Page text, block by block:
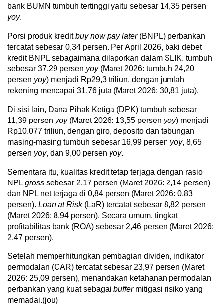
bank BUMN tumbuh tertinggi yaitu sebesar 14,35 persen
yoy.
Porsi produk kreditbuy now pay later(BNPL) perbankan
tercatat sebesar 0,34 persen. Per April 2026, baki debet
kredit BNPL sebagaimana dilaporkan dalam SLIK, tumbuh
sebesar 37,29 persen yoy(Maret 2026: tumbuh 24,20
persen yoy) menjadi Rp29,3 triliun, dengan jumlah
rekening mencapai 31,76 juta (Maret 2026: 30,81 juta).
Di sisi lain, Dana Pihak Ketiga (DPK) tumbuh sebesar
11,39 persen yoy(Maret 2026: 13,55 persen yoy) menjadi
Rp10.077 triliun, dengan giro, deposito dan tabungan
masing-masing tumbuh sebesar 16,99 persen yoy, 8,65
persen yoy, dan 9,00 persen yoy.
Sementara itu, kualitas kredit tetap terjaga dengan rasio
NPL gross sebesar 2,17 persen (Maret 2026: 2,14 persen)
dan NPL net terjaga di 0,84 persen (Maret 2026: 0,83
persen). Loan at Risk(LaR) tercatat sebesar 8,82 persen
(Maret 2026: 8,94 persen). Secara umum, tingkat
profitabilitas bank (ROA) sebesar 2,46 persen (Maret 2026:
2,47 persen).
Setelah memperhitungkan pembagian dividen, indikator
permodalan (CAR) tercatat sebesar 23,97 persen (Maret
2026: 25,09 persen), menandakan ketahanan permodalan
perbankan yang kuat sebagai buffermitigasi risiko yang
memadai.(jou)